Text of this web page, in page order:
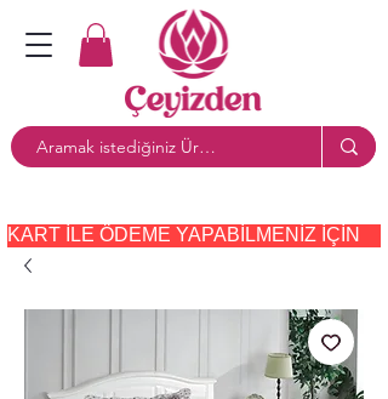
KART ILE ÖDEME YAPABILMENIZ IÇIN